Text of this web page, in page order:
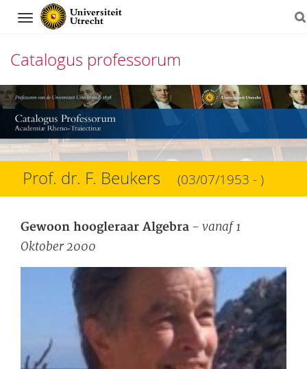
Navigation
Catalogus professorum
Direct
naar
het
inhoud
Prof. dr. F. Beukers (03/07/1953 - )
Gewoon hoogleraar Algebra - vanaf 1
Oktober 2000